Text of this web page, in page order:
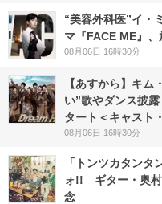
“美容外科医”イ・
マ『FACE ME』
08月06日 16時30分
【あすから】キム
い”歌やダンス披
タート＜キャスト
08月06日 16時30分
「トンツカタンタ
ォ!! ギター・奥
念